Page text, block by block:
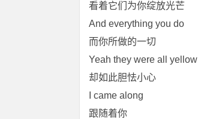
看着它们为你绽放光芒
And everything you do
而你所做的一切
Yeah they were all yellow
却如此胆怯小心
I came along
跟随着你